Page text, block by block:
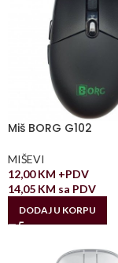
Miš BORG G102
MIŠEVI
12,00KM +PDV
14,05 KM sa PDV
DODAJ U KORPU